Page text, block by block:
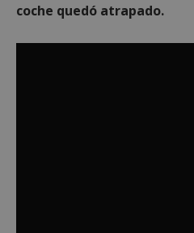
coche quedó atrapado.